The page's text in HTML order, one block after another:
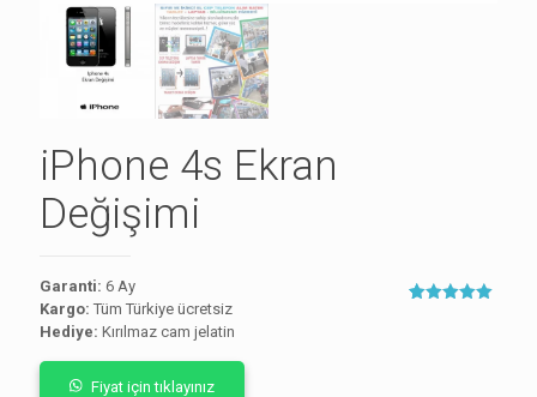
iPhone 4s Ekran
Değişimi
Garanti: 6 Ay
Kargo: Tüm Türkiye ücretsiz
Hediye: Kırılmaz cam jelatin
Fiyat için tıklayınız